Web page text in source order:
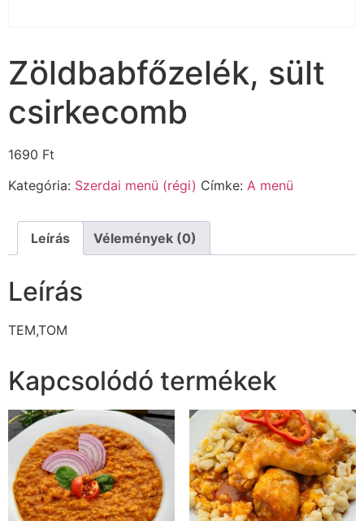
Zöldbabfőzelék, sült
csirkecomb
1690 Ft
Kategória: Szerdai menü (régi) Címke: A menü
Leírás Vélemények (0)
Leírás
TEM,TOM
Kapcsolódó termékek